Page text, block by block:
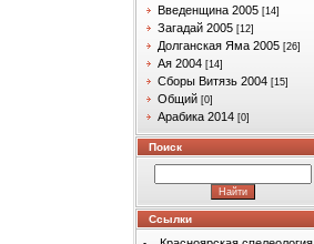
Введенщина 2005 [14]
Загадай 2005 [12]
Долганская Яма 2005 [26]
Ая 2004 [14]
Сборы Витязь 2004 [15]
Общий [0]
Арабика 2014 [0]
Поиск
Ссылки